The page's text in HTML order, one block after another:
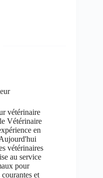
vétérinaire
Vétérinaire
en
vétérinaires
au service
pour
et